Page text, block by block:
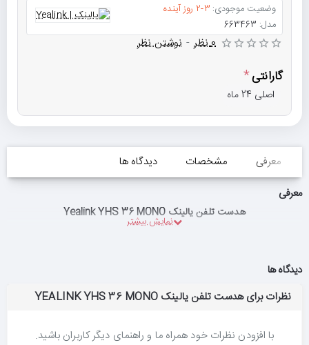
وضعیت موجودی: 2-3 روز آینده
مدل: 663463
0 نظر - نوشتن نظر
گارانتی
اصلی 24 ماه
معرفی مشخصات
دیدگاه ها
معرفی
هدست تلفن یالینک Yealink YHS 36 MONO
دیدگاه ها
نظرات برای هدست تلفن یالینک YEALINK YHS 36 MONO
با افزودن نظرات خود همراه ما و راهنمای دیگر کاربران باشید.